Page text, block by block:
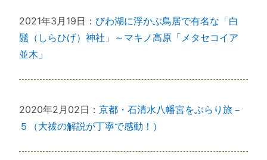
2021年3月19日： びわ湖に浮かぶ鳥居で有名な「白
鬚（しらひげ）神社」～マキノ高原「メタセコイア
並木」
2020年2月02日：京都・石清水八幡宮をぶらり旅－
５（大祓の解説が丁寧で感動！）